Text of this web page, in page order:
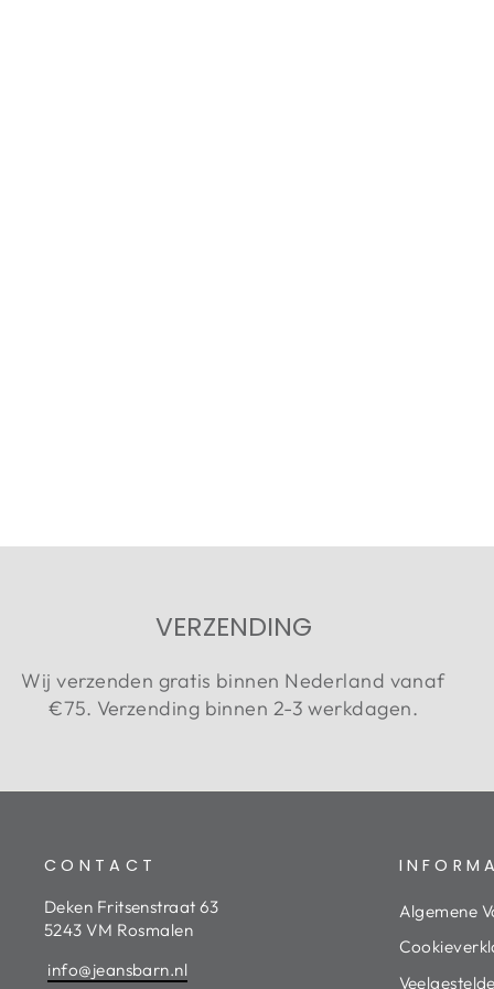
VERZENDING
Wij verzenden gratis binnen Nederland vanaf
€75. Verzending binnen 2-3 werkdagen.
CONTACT
Deken Fritsenstraat 63
5243 VM Rosmalen
info@jeansbarn.nl
Algemene